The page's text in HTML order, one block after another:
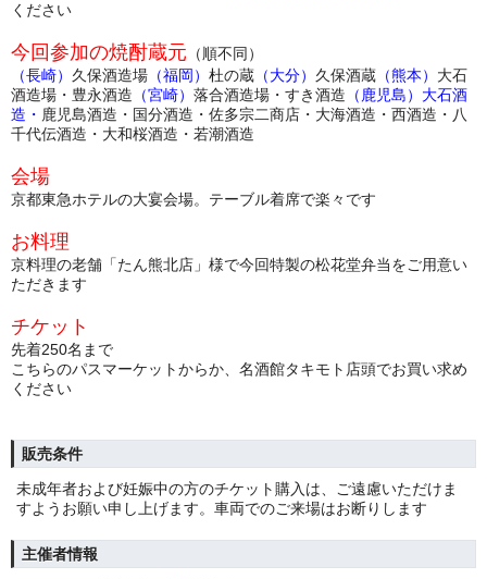
ください
今回参加の焼酎蔵元 （順不同）
（長崎） 久保酒造場 （福岡） 杜の蔵 （大分） 久保酒蔵 （熊本） 大石
酒造場・豊永酒造 （宮崎） 落合酒造場・すき酒造 （鹿児島）大石酒
造・ 鹿児島酒造・国分酒造・佐多宗二商店・大海酒造・西酒造・八
千代伝酒造・大和桜酒造・若潮酒造
会場
京都東急ホテルの大宴会場。テーブル着席で楽々です
お料理
京料理の老舗「たん熊北店」様で今回特製の松花堂弁当をご用意い
ただきます
チケット
先着250名まで
こちらのパスマーケットからか、名酒館タキモト店頭でお買い求め
ください
販売条件
未成年者および妊娠中の方のチケット購入は、ご遠慮いただけま
すようお願い申し上げます。車両でのご来場はお断りします
主催者情報